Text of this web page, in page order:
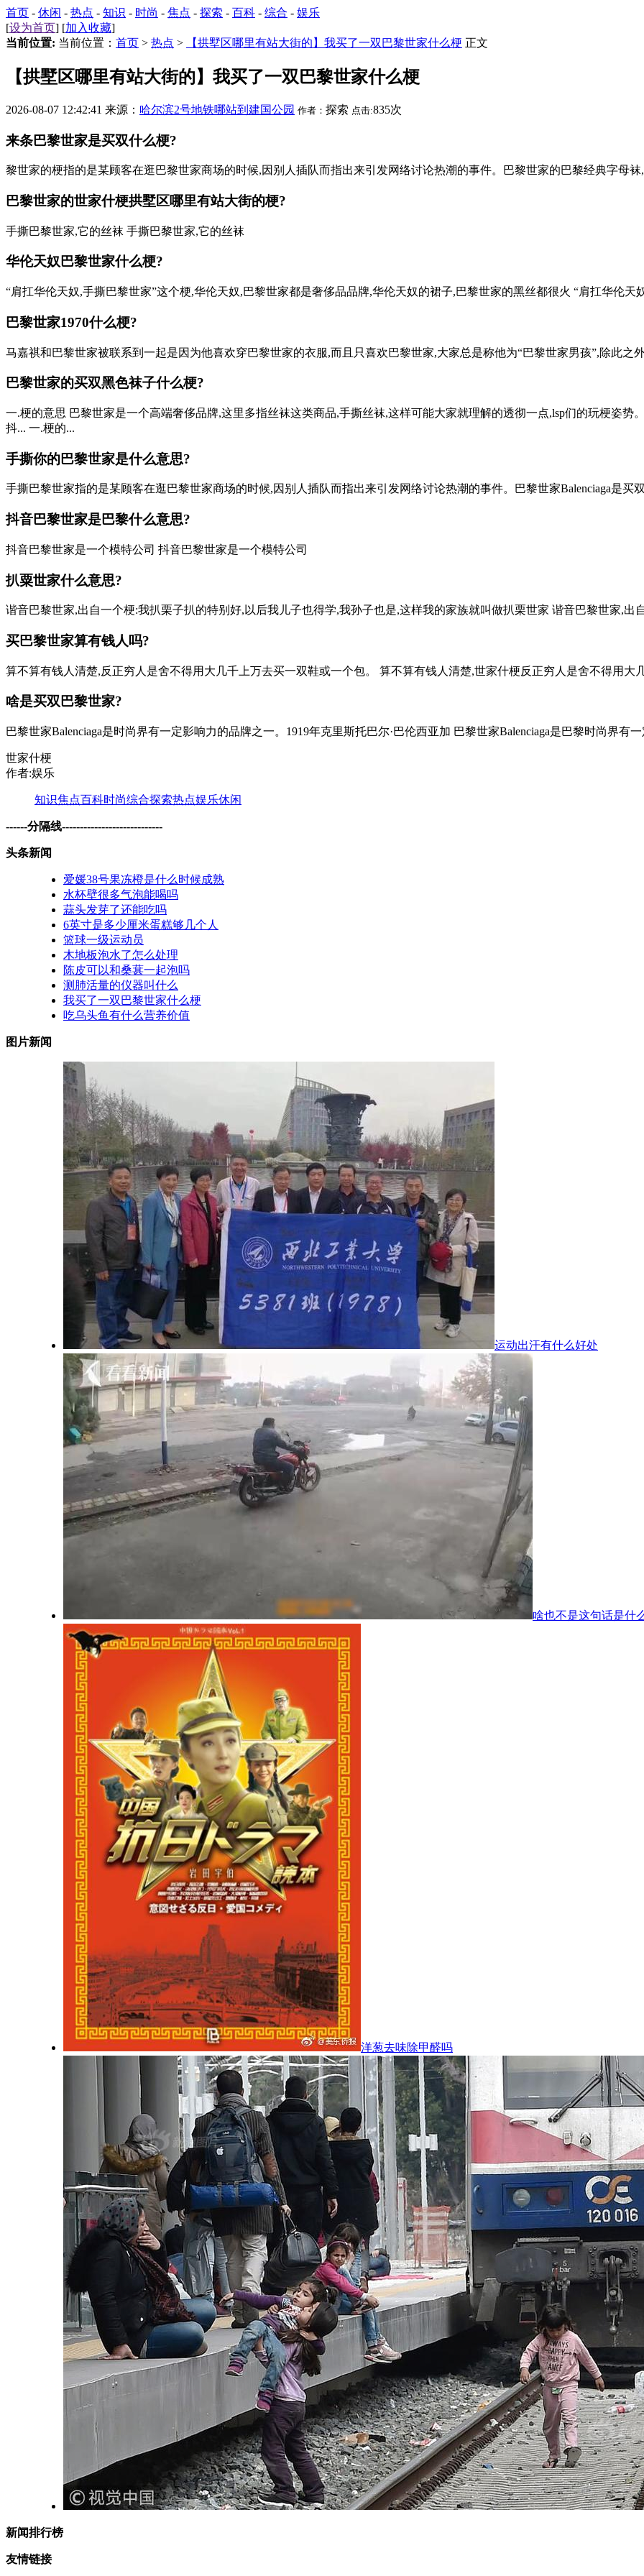
首页 - 休闲 - 热点 - 知识 - 时尚 - 焦点 - 探索 - 百科 - 综合 - 娱乐
[设为首页] [加入收藏]
当前位置: 当前位置： 首页 > 热点 > 【拱墅区哪里有站大街的】我买了一双巴黎世家什么梗 正文
【拱墅区哪里有站大街的】我买了一双巴黎世家什么梗
2026-08-07 12:42:41 来源： 哈尔滨2号地铁哪站到建国公园 作者： 探索 点击:835次
来条巴黎世家是买双什么梗?
黎世家的梗指的是某顾客在逛巴黎世家商场的时候,因别人插队而指出来引发网络讨论热潮的事件。巴黎世家的巴黎经典字母
巴黎世家的世家什梗拱墅区哪里有站大街的梗?
手撕巴黎世家,它的丝袜 手撕巴黎世家,它的丝袜
华伦天奴巴黎世家什么梗?
“肩扛华伦天奴,手撕巴黎世家”这个梗,华伦天奴,巴黎世家都是奢侈品品牌,华伦天奴的裙子,巴黎世家的黑丝都很火 “肩扛华伦天
巴黎世家1970什么梗?
马嘉祺和巴黎世家被联系到一起是因为他喜欢穿巴黎世家的衣服,而且只喜欢巴黎世家,大家总是称他为“巴黎世家男孩”,除此之
巴黎世家的买双黑色袜子什么梗?
一.梗的意思 巴黎世家是一个高端奢侈品牌,这里多指丝袜这类商品,手撕丝袜,这样可能大家就理解的透彻一点,lsp们的玩梗姿势
抖... 一.梗的...
手撕你的巴黎世家是什么意思?
手撕巴黎世家指的是某顾客在逛巴黎世家商场的时候,因别人插队而指出来引发网络讨论热潮的事件。巴黎世家Balenciaga是买
抖音巴黎世家是巴黎什么意思?
抖音巴黎世家是一个模特公司 抖音巴黎世家是一个模特公司
扒粟世家什么意思?
谐音巴黎世家,出自一个梗:我扒栗子扒的特别好,以后我儿子也得学,我孙子也是,这样我的家族就叫做扒栗世家 谐音巴黎世家,出
买巴黎世家算有钱人吗?
算不算有钱人清楚,反正穷人是舍不得用大几千上万去买一双鞋或一个包。 算不算有钱人清楚,世家什梗反正穷人是舍不得用大
啥是买双巴黎世家?
巴黎世家Balenciaga是时尚界有一定影响力的品牌之一。1919年克里斯托巴尔·巴伦西亚加 巴黎世家Balenciaga是巴黎时尚界有
世家什梗
作者:娱乐
知识焦点百科时尚综合探索热点娱乐休闲
------分隔线----------------------------
头条新闻
爱媛38号果冻橙是什么时候成熟
水杯壁很多气泡能喝吗
蒜头发芽了还能吃吗
6英寸是多少厘米蛋糕够几个人
篮球一级运动员
木地板泡水了怎么处理
陈皮可以和桑葚一起泡吗
测肺活量的仪器叫什么
我买了一双巴黎世家什么梗
吃乌头鱼有什么营养价值
图片新闻
运动出汗有什么好处
啥也不是这句话是什
洋葱去味除甲醛吗
新闻排行榜
友情链接